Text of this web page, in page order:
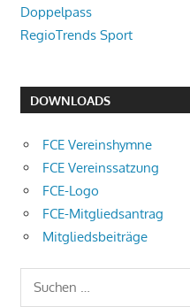
Doppelpass
RegioTrends Sport
DOWNLOADS
FCE Vereinshymne
FCE Vereinssatzung
FCE-Logo
FCE-Mitgliedsantrag
Mitgliedsbeiträge
Suchen